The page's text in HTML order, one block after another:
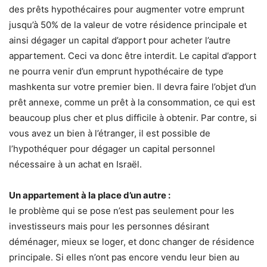
des prêts hypothécaires pour augmenter votre emprunt
jusqu’à 50% de la valeur de votre résidence principale et
ainsi dégager un capital d’apport pour acheter l’autre
appartement. Ceci va donc être interdit. Le capital d’apport
ne pourra venir d’un emprunt hypothécaire de type
mashkenta sur votre premier bien. Il devra faire l’objet d’un
prêt annexe, comme un prêt à la consommation, ce qui est
beaucoup plus cher et plus difficile à obtenir. Par contre, si
vous avez un bien à l’étranger, il est possible de
l’hypothéquer pour dégager un capital personnel
nécessaire à un achat en Israël.
Un appartement à la place d’un autre :
le problème qui se pose n’est pas seulement pour les
investisseurs mais pour les personnes désirant
déménager, mieux se loger, et donc changer de résidence
principale. Si elles n’ont pas encore vendu leur bien au